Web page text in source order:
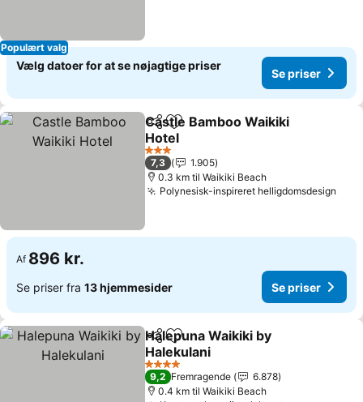
Populært valg
Vælg datoer for at se nøjagtige priser
Se priser
Del Føj til favoritter
Castle Bamboo Waikiki
Hotel
3 Stjerner
7,3
1.905
0.3 km til Waikiki Beach
Polynesisk-inspireret helligdomsdesign
Af 896 kr.
Se priser fra 13 hjemmesider Se priser
Del Føj til favoritter
Halepuna Waikiki by
Halekulani
4 Stjerner
9,2 Fremragende
6.878
0.4 km til Waikiki Beach